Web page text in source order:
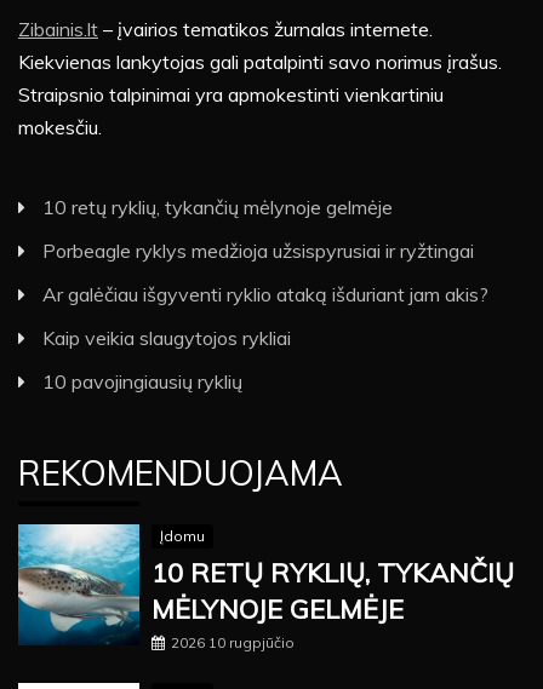
Zibainis.lt – įvairios tematikos žurnalas internete.
Kiekvienas lankytojas gali patalpinti savo norimus įrašus.
Straipsnio talpinimai yra apmokestinti vienkartiniu
mokesčiu.
10 retų ryklių, tykančių mėlynoje gelmėje
Porbeagle ryklys medžioja užsispyrusiai ir ryžtingai
Ar galėčiau išgyventi ryklio ataką išduriant jam akis?
Kaip veikia slaugytojos rykliai
10 pavojingiausių ryklių
REKOMENDUOJAMA
Įdomu
10 RETŲ RYKLIŲ, TYKANČIŲ
MĖLYNOJE GELMĖJE
2026 10 rugpjūčio